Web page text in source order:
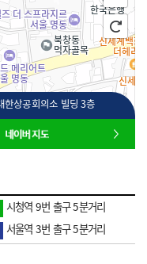
100m
한상공회의소 빌딩 3층
시청역 9번 출구 5분거리
서울역 3번 출구 5분거리